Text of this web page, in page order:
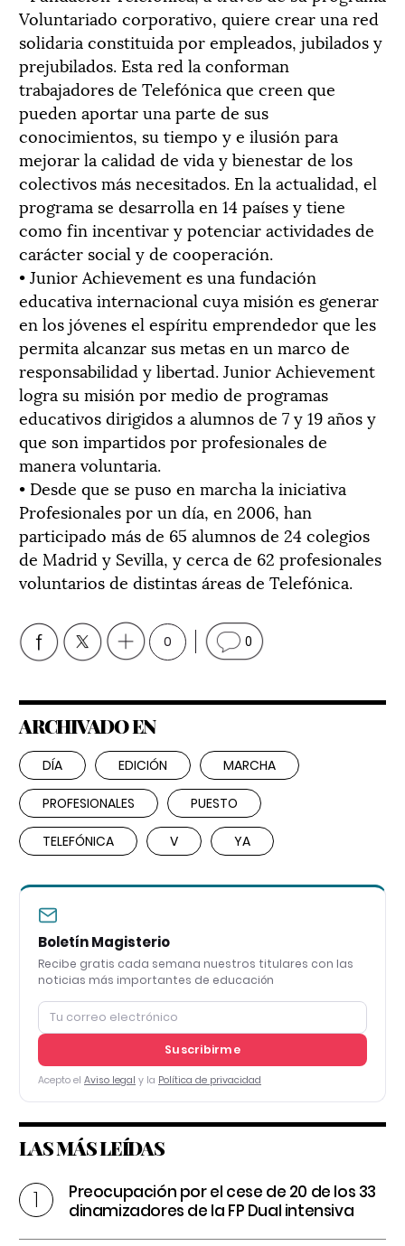
Voluntariado corporativo, quiere crear una red
solidaria constituida por empleados, jubilados y
prejubilados. Esta red la conforman
trabajadores de Telefónica que creen que
pueden aportar una parte de sus
conocimientos, su tiempo y e ilusión para
mejorar la calidad de vida y bienestar de los
colectivos más necesitados. En la actualidad, el
programa se desarrolla en 14 países y tiene
como fin incentivar y potenciar actividades de
carácter social y de cooperación.
• Junior Achievement es una fundación
educativa internacional cuya misión es generar
en los jóvenes el espíritu emprendedor que les
permita alcanzar sus metas en un marco de
responsabilidad y libertad. Junior Achievement
logra su misión por medio de programas
educativos dirigidos a alumnos de 7 y 19 años y
que son impartidos por profesionales de
manera voluntaria.
• Desde que se puso en marcha la iniciativa
Profesionales por un día, en 2006, han
participado más de 65 alumnos de 24 colegios
de Madrid y Sevilla, y cerca de 62 profesionales
voluntarios de distintas áreas de Telefónica.
0 0
ARCHIVADO EN
DÍA EDICIÓN MARCHA
PROFESIONALES PUESTO
TELEFÓNICA V YA
Boletín Magisterio
Recibe gratis cada semana nuestros titulares con las
noticias más importantes de educación
Suscribirme
Acepto el Aviso legal y la Política de privacidad
LAS MÁS LEÍDAS
Preocupación por el cese de 20 de los 33
dinamizadores de la FP Dual intensiva